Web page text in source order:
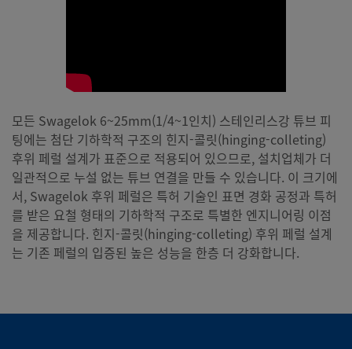
모든 Swagelok 6~25mm(1/4~1인치) 스테인리스강 튜브 피
팅에는 첨단 기하학적 구조의 힌지-콜릿(hinging-colleting)
후위 페럴 설계가 표준으로 적용되어 있으므로, 설치업체가 더
일관적으로 누설 없는 튜브 연결을 만들 수 있습니다. 이 크기에
서, Swagelok 후위 페럴은 특허 기술인 표면 경화 공정과 특허
를 받은 요철 형태의 기하학적 구조로 특별한 엔지니어링 이점
을 제공합니다. 힌지-콜릿(hinging-colleting) 후위 페럴 설계
는 기존 페럴의 입증된 높은 성능을 한층 더 강화합니다.